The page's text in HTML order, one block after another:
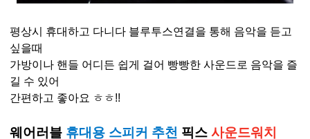
평상시 휴대하고 다니다 블루투스연결을 통해 음악을 듣고
싶을때
가방이나 핸들 어디든 쉽게 걸어 빵빵한 사운드로 음악을 즐
길 수 있어
간편하고 좋아요 ㅎㅎ!!
웨어러블 휴대용 스피커 추천 픽스 사운드워치